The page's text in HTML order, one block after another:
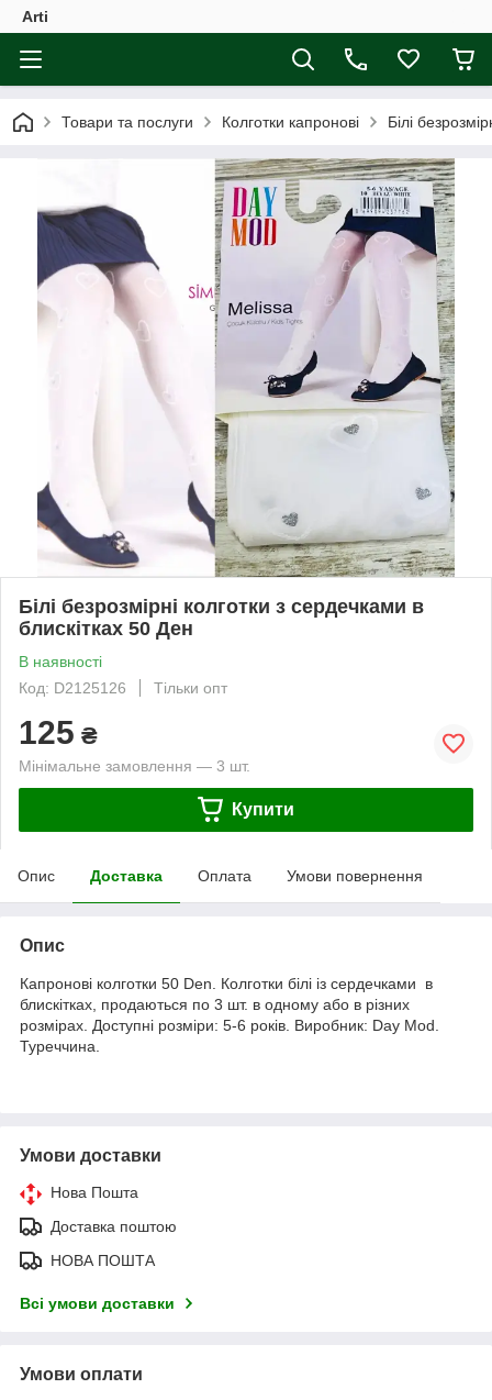
Arti
Товари та послуги Колготки капронові Білі
Білі безрозмірні колготки з сердечками в
блискітках 50 Ден
В наявності
Код: D2125126
Тільки опт
125 ₴
Мінімальне замовлення — 3 шт.
Купити
Опис Доставка Оплата Умови повернення
Опис
Капронові колготки 50 Den. Колготки білі із сердечками в
блискітках, продаються по 3 шт. в одному або в різних
розмірах. Доступні розміри: 5-6 років. Виробник: Day Mod.
Туреччина.
Умови доставки
Нова Пошта
Доставка поштою
НОВА ПОШТА
Всі умови доставки
Умови оплати